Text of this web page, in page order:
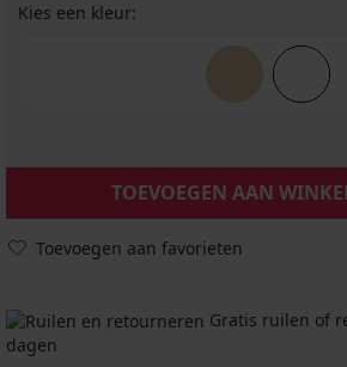
Kies een kleur:
TOEVOEGEN AAN
Toevoegen aan favorieten
Gratis ruilen of
dagen